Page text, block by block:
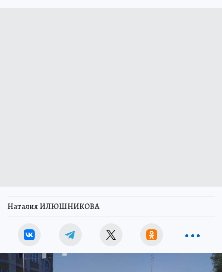
Наталия ИЛЮШНИКОВА